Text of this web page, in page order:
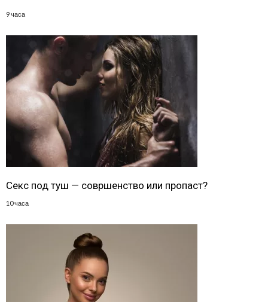
9 часа
Секс под туш — совршенство или пропаст?
10 часа